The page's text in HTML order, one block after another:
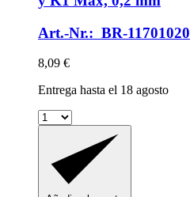
Art.-Nr.: BR-11701020
8,09 €
Entrega hasta el 18 agosto